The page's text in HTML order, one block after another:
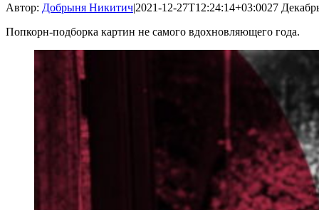
Автор: Добрыня Никитич|2021-12-27T12:24:14+03:0027
Попкорн-подборка картин не самого вдохновляющего года.